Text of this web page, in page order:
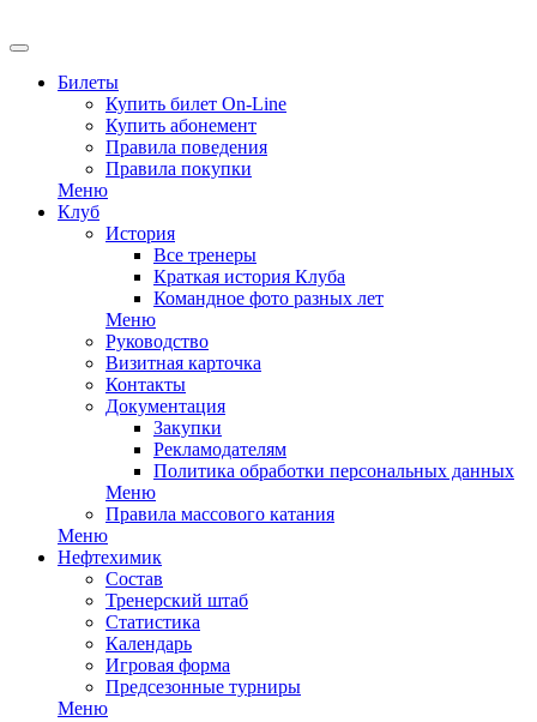
Билеты
Купить билет On-Line
Купить абонемент
Правила поведения
Правила покупки
Меню
Клуб
История
Все тренеры
Краткая история Клуба
Командное фото разных лет
Меню
Руководство
Визитная карточка
Контакты
Документация
Закупки
Рекламодателям
Политика обработки персональных данных
Меню
Правила массового катания
Меню
Нефтехимик
Состав
Тренерский штаб
Статистика
Календарь
Игровая форма
Предсезонные турниры
Меню